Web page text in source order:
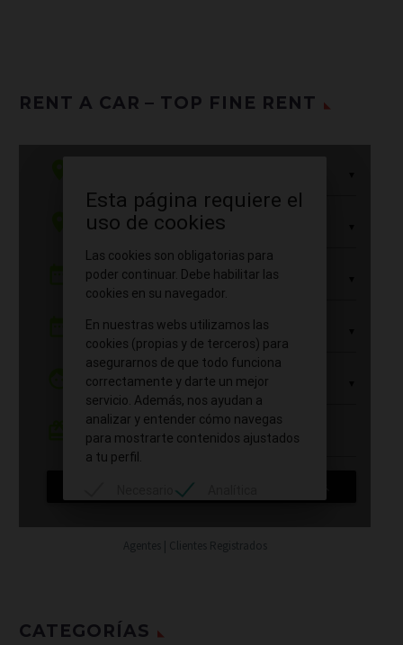
RENT A CAR – TOP FINE RENT
Agentes | Clientes Registrados
CATEGORÍAS